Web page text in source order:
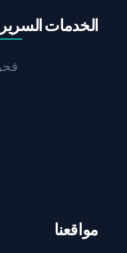
الخدمات
مواقعنا